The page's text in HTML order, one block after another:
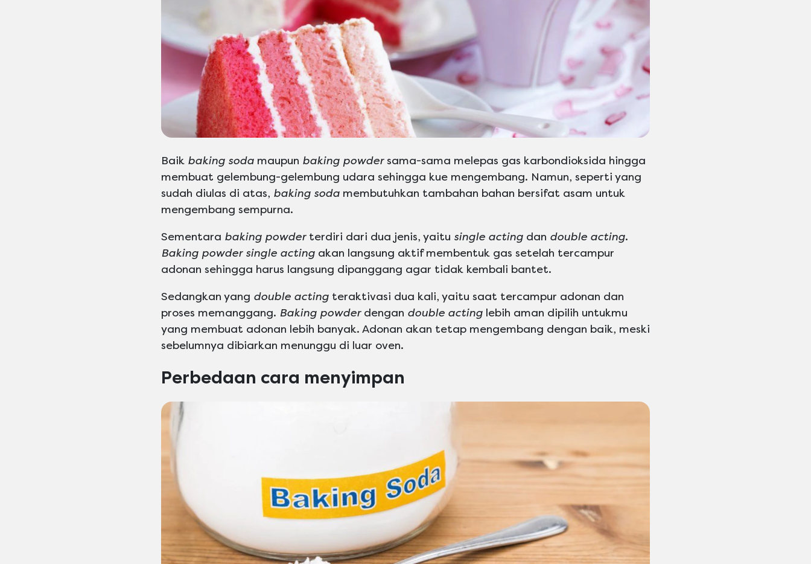
Baik baking soda maupun baking powdersama-sama melepas gas karbondioksida hingga
membuat gelembung-gelembung udara sehingga kue mengembang. Namun, seperti yang
sudah diulas di atas, baking soda membutuhkan tambahan bahan bersifat asam untuk
mengembang sempurna.
Sementara baking powderterdiri dari dua jenis, yaitu single acting dan double acting.
Baking powder single acting akan langsung aktif membentuk gas setelah tercampur
adonan sehingga harus langsung dipanggang agar tidak kembali bantet.
Sedangkan yang double acting teraktivasi dua kali, yaitu saat tercampur adonan dan
proses memanggang. Baking powderdengan double acting lebih aman dipilih untukmu
yang membuat adonan lebih banyak. Adonan akan tetap mengembang dengan baik, meski
sebelumnya dibiarkan menunggu di luar oven.
Perbedaan cara menyimpan